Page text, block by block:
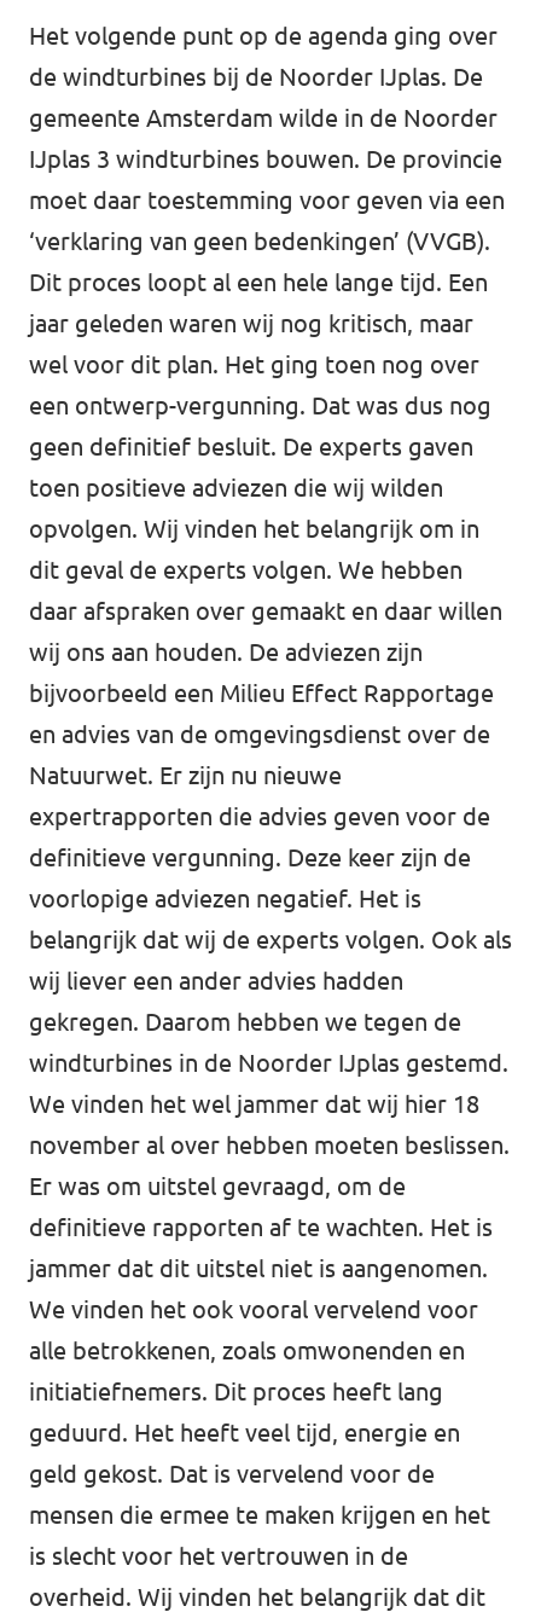
Het volgende punt op de agenda ging over
de windturbines bij de Noorder IJplas. De
gemeente Amsterdam wilde in de Noorder
IJplas 3 windturbines bouwen. De provincie
moet daar toestemming voor geven via een
‘verklaring van geen bedenkingen’ (VVGB).
Dit proces loopt al een hele lange tijd. Een
jaar geleden waren wij nog kritisch, maar
wel voor dit plan. Het ging toen nog over
een ontwerp-vergunning. Dat was dus nog
geen definitief besluit. De experts gaven
toen positieve adviezen die wij wilden
opvolgen. Wij vinden het belangrijk om in
dit geval de experts volgen. We hebben
daar afspraken over gemaakt en daar willen
wij ons aan houden. De adviezen zijn
bijvoorbeeld een Milieu Effect Rapportage
en advies van de omgevingsdienst over de
Natuurwet. Er zijn nu nieuwe
expertrapporten die advies geven voor de
definitieve vergunning. Deze keer zijn de
voorlopige adviezen negatief. Het is
belangrijk dat wij de experts volgen. Ook als
wij liever een ander advies hadden
gekregen. Daarom hebben we tegen de
windturbines in de Noorder IJplas gestemd.
We vinden het wel jammer dat wij hier 18
november al over hebben moeten beslissen.
Er was om uitstel gevraagd, om de
definitieve rapporten af te wachten. Het is
jammer dat dit uitstel niet is aangenomen.
We vinden het ook vooral vervelend voor
alle betrokkenen, zoals omwonenden en
initiatiefnemers. Dit proces heeft lang
geduurd. Het heeft veel tijd, energie en
geld gekost. Dat is vervelend voor de
mensen die ermee te maken krijgen en het
is slecht voor het vertrouwen in de
overheid. Wij vinden het belangrijk dat dit